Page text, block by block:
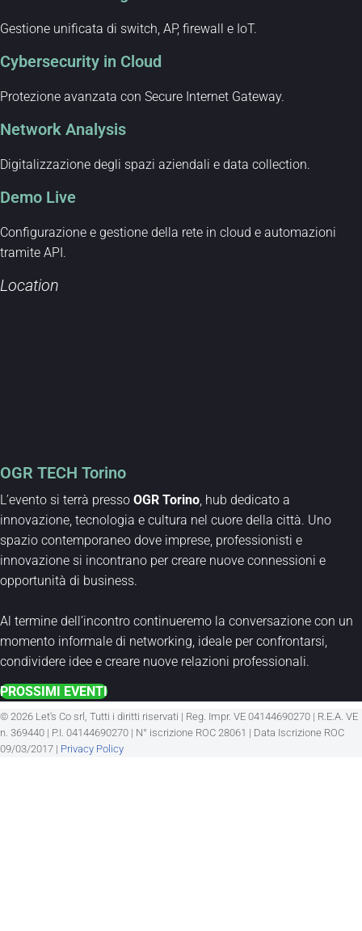
Gestione unificata di switch, AP, firewall e IoT.
Cybersecurity in Cloud
Protezione avanzata con Secure Internet Gateway.
Network Analysis
Digitalizzazione degli spazi aziendali e data collection.
Demo Live
Configurazione e gestione della rete in cloud e automazioni
tramite API.
Location
OGR TECH Torino
L’evento si terrà presso OGR Torino, hub dedicato a
innovazione, tecnologia e cultura nel cuore della città. Uno
spazio contemporaneo dove imprese, professionisti e
innovazione si incontrano per creare nuove connessioni e
opportunità di business.
Al termine dell’incontro continueremo la conversazione con un
momento informale di networking, ideale per confrontarsi,
condividere idee e creare nuove relazioni professionali.
PROSSIMI EVENTI
© 2026 Let's Co srl, Tutti i diritti riservati | Reg. Impr. VE 04144690270 | R.E.A. VE
n. 369440 | P.I. 04144690270 | N° iscrizione ROC 28061 | Data Iscrizione ROC
09/03/2017 | Privacy Policy